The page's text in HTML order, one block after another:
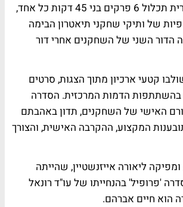
הסדרה הדוקומנטרית תכלול 6 פרקים בני 45 דקות כל אחד,
של ותיקי שחקני תיאטרון הבימה
השני של השחקנים אחרי דור
קטעי ארכיון מתוך הצגות, סרטים
בהשתתפות הדמות המרכזית. הסדרה
האישי של השחקנים, תדון באהבתם
המקצוע, ההקרבה האישית, והצורך
ליאורה אייזנשטיין, שהייתה
'פרופיל' בהנחייתו של עו"ד רונאל
הוא חיים אברהם.